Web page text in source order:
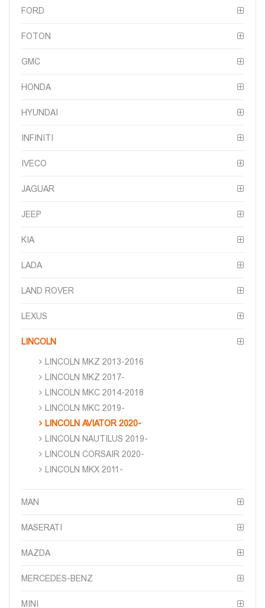
FORD
FOTON
GMC
HONDA
HYUNDAI
INFINITI
IVECO
JAGUAR
JEEP
KIA
LADA
LAND ROVER
LEXUS
LINCOLN
LINCOLN MKZ 2013-2016
LINCOLN MKZ 2017-
LINCOLN MKC 2014-2018
LINCOLN MKC 2019-
LINCOLN AVIATOR 2020-
LINCOLN NAUTILUS 2019-
LINCOLN CORSAIR 2020-
LINCOLN MKX 2011-
MAN
MASERATI
MAZDA
MERCEDES-BENZ
MINI